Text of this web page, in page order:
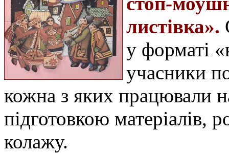
листівка».
у форматі
учасники
кожна з яких працювали
підготовкою матеріалів,
колажу.